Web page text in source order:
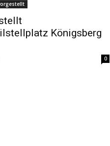
Königsberg
0